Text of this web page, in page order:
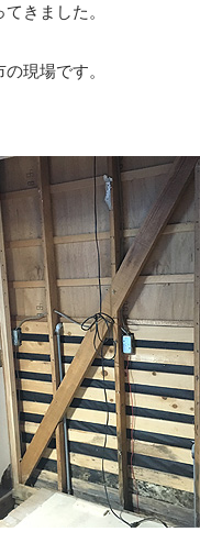
きました。
現場です。